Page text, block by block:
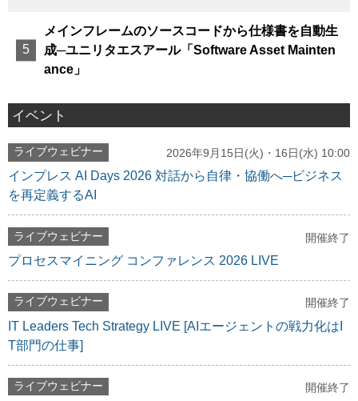
メインフレームのソースコードから仕様書を自動生
成─ユニリタエスアール「Software Asset Mainten
ance」
イベント
ライブウェビナー 2026年9月15日(火)・16日(水) 10:00
インプレス AI Days 2026 対話から自律・協働へ─ビジネス
を再定義するAI
ライブウェビナー 開催終了
プロセスマイニング コンファレンス 2026 LIVE
ライブウェビナー 開催終了
IT Leaders Tech Strategy LIVE [AIエージェントの戦力化はI
T部門の仕事]
ライブウェビナー 開催終了